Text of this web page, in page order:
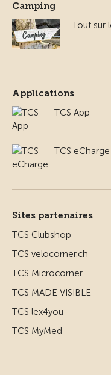
Camping
Tout sur
Applications
TCS App
TCS eCharge
Sites partenaires
TCS Clubshop
TCS velocorner.ch
TCS Microcorner
TCS MADE VISIBLE
TCS lex4you
TCS MyMed